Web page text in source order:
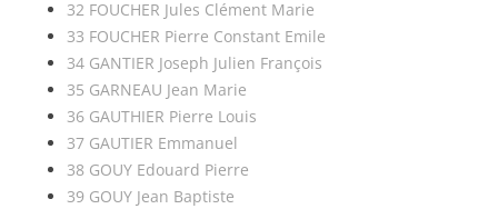
32 FOUCHER Jules Clément Marie
33 FOUCHER Pierre Constant Emile
34 GANTIER Joseph Julien François
35 GARNEAU Jean Marie
36 GAUTHIER Pierre Louis
37 GAUTIER Emmanuel
38 GOUY Edouard Pierre
39 GOUY Jean Baptiste